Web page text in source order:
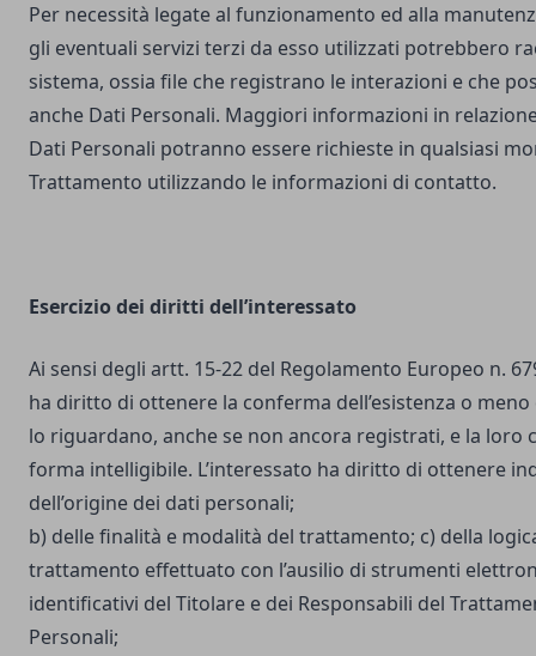
Per necessità legate al funzionamento ed alla
gli eventuali servizi terzi da esso utilizzati potrebbero
sistema, ossia file che registrano le interazioni e che
anche Dati Personali. Maggiori informazioni in
Dati Personali potranno essere richieste in qualsiasi
Trattamento utilizzando le informazioni di contatto.
Esercizio dei diritti dell’interessato
Ai sensi degli artt. 15-22 del Regolamento Europeo n.
ha diritto di ottenere la conferma dell’esistenza o
lo riguardano, anche se non ancora registrati, e la loro
forma intelligibile. L’interessato ha diritto di ottenere
dell’origine dei dati personali;
b) delle finalità e modalità del trattamento; c) della
trattamento effettuato con l’ausilio di strumenti
identificativi del Titolare e dei Responsabili del
Personali;